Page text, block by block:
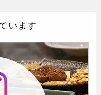
います